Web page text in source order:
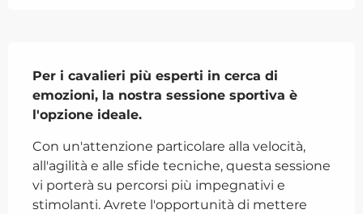
Per i cavalieri più esperti in cerca di
emozioni, la nostra sessione sportiva è
l'opzione ideale.
Con un'attenzione particolare alla velocità,
all'agilità e alle sfide tecniche, questa sessione
vi porterà su percorsi più impegnativi e
stimolanti. Avrete l'opportunità di mettere